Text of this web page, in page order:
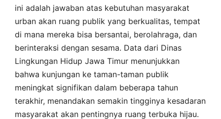
ini adalah jawaban atas kebutuhan masyarakat
urban akan ruang publik yang berkualitas, tempat
di mana mereka bisa bersantai, berolahraga, dan
berinteraksi dengan sesama. Data dari Dinas
Lingkungan Hidup Jawa Timur menunjukkan
bahwa kunjungan ke taman-taman publik
meningkat signifikan dalam beberapa tahun
terakhir, menandakan semakin tingginya kesadaran
masyarakat akan pentingnya ruang terbuka hijau.